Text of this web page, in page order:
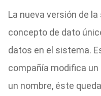
La nueva versión de
concepto de dato
datos en el sistema.
compañía modifica
un nombre, éste